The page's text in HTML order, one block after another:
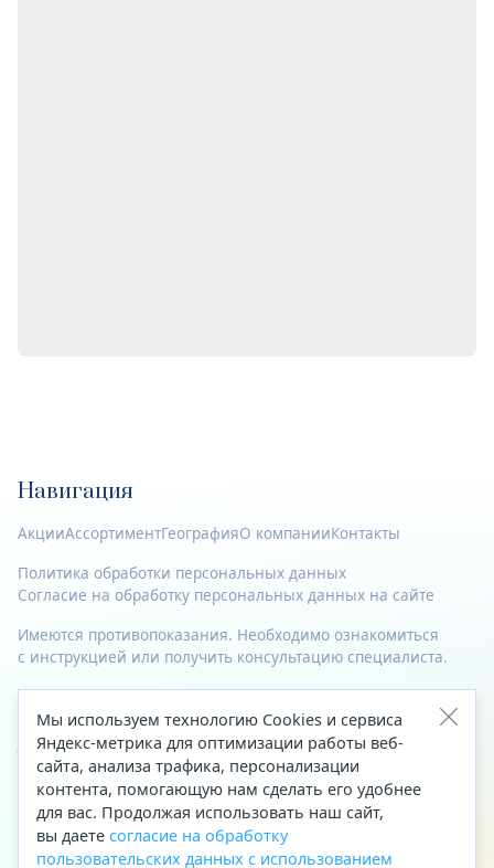
Навигация
АкцииАссортиментГеографияО компанииКонтакты
Политика обработки персональных данных
Согласие на обработку персональных данных на сайте
Имеются противопоказания. Необходимо ознакомиться
с инструкцией или получить консультацию специалиста.
© 2023—2026 Все права защищены.
Адрес
Архангельск, ул. Папанина, д. 19 (вход в здание со стороны
автоцентра «Тойота»)
Приемная Генерального директора
Мы используем технологию Cookies и сервиса
Яндекс-метрика для оптимизации работы веб-
сайта, анализа трафика, персонализации
контента, помогающую нам сделать его удобнее
для вас. Продолжая использовать наш сайт,
вы даете согласие на обработку
пользовательских данных с использованием